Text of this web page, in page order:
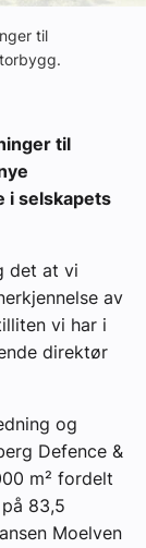
til
til
i selskapets
det at vi
av
vi har i
direktør
og
Defence &
m² fordelt
83,5
Moelven